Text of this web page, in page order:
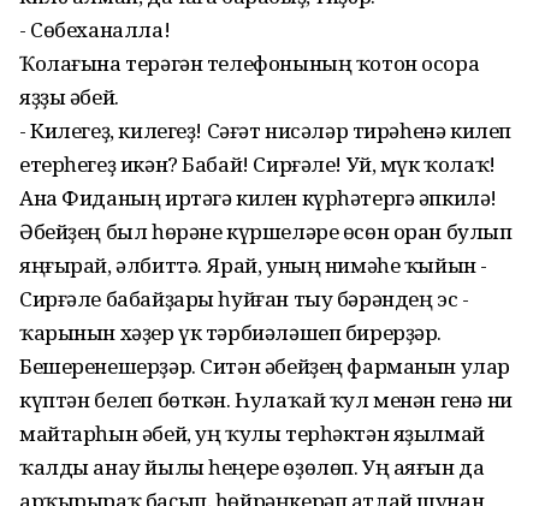
- Сөбеханалла!
Ҡолағына терәгән телефонының ҡотон осора
яҙҙы әбей.
- Килегеҙ, килегеҙ! Сәғәт нисәләр тирәһенә килеп
етерһегеҙ икән? Бабай! Сирғәле! Уй, мүк ҡолаҡ!
Ана Фиданың иртәгә килен күрһәтергә әпкилә!
Әбейҙең был һөрәне күршеләре өсөн оран булып
яңғырай, әлбиттә. Ярай, уның нимәһе ҡыйын -
Сирғәле бабайҙары һуйған тыу бәрәндең эс -
ҡарынын хәҙер үк тәрбиәләшеп бирерҙәр.
Бешеренешерҙәр. Ситән әбейҙең фарманын улар
күптән белеп бөткән. Һулаҡай ҡул менән генә ни
майтарһын әбей, уң ҡулы терһәктән яҙылмай
ҡалды анау йылы һеңере өҙөлөп. Уң аяғын да